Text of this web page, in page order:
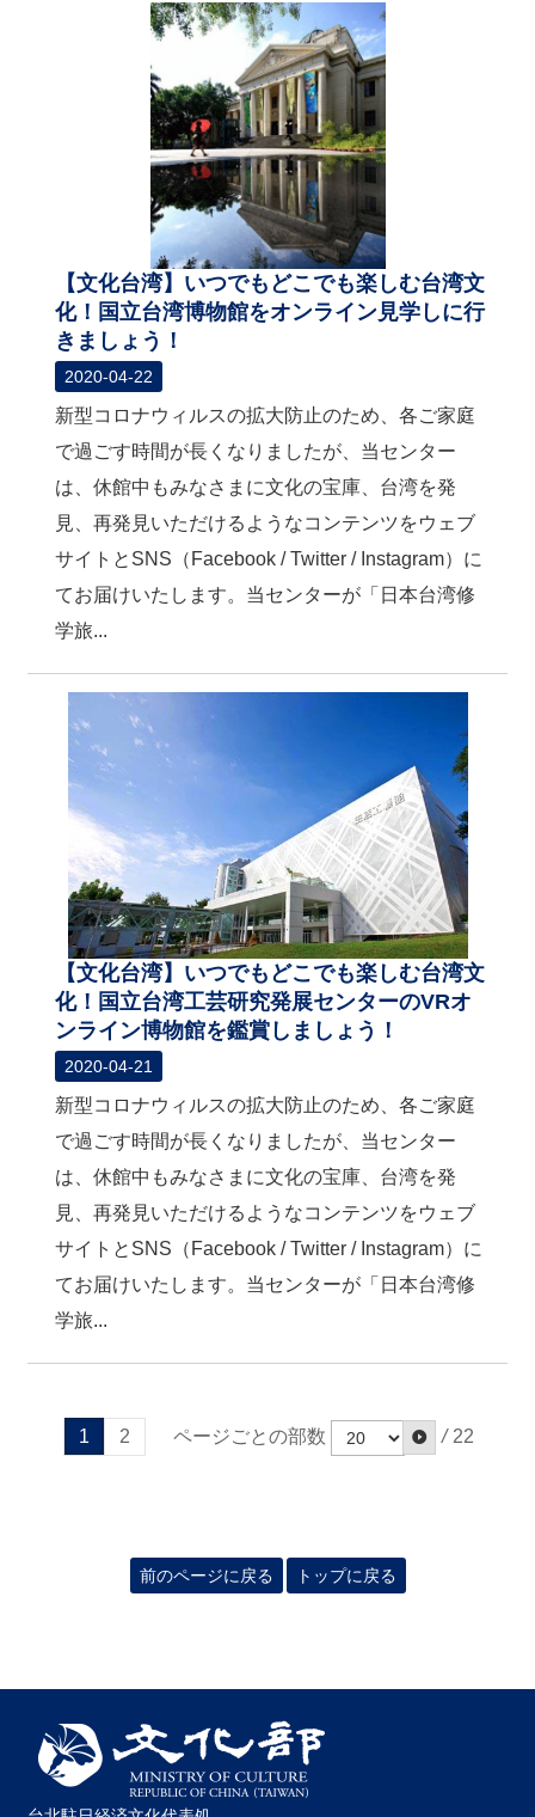
【文化台湾】いつでもどこでも楽しむ台湾文
化！国立台湾博物館をオンライン見学しに行
きましょう！
2020-04-22
新型コロナウィルスの拡大防止のため、各ご家庭
で過ごす時間が長くなりましたが、当センター
は、休館中もみなさまに文化の宝庫、台湾を発
見、再発見いただけるようなコンテンツをウェブ
サイトとSNS（Facebook / Twitter / Instagram）に
てお届けいたします。当センターが「日本台湾修
学旅...
【文化台湾】いつでもどこでも楽しむ台湾文
化！国立台湾工芸研究発展センターのVRオ
ンライン博物館を鑑賞しましょう！
2020-04-21
新型コロナウィルスの拡大防止のため、各ご家庭
で過ごす時間が長くなりましたが、当センター
は、休館中もみなさまに文化の宝庫、台湾を発
見、再発見いただけるようなコンテンツをウェブ
サイトとSNS（Facebook / Twitter / Instagram）に
てお届けいたします。当センターが「日本台湾修
学旅...
1 2 ページごとの部数 / 22
前のページに戻る トップに戻る